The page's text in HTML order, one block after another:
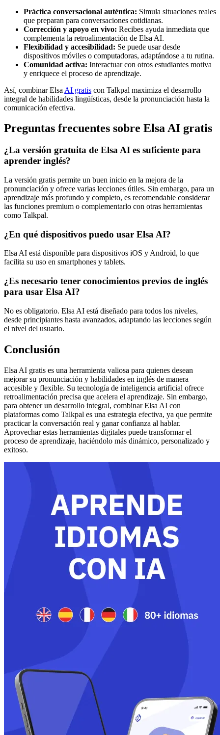
Práctica conversacional auténtica: Simula situaciones reales
que preparan para conversaciones cotidianas.
Corrección y apoyo en vivo: Recibes ayuda inmediata que
complementa la retroalimentación de Elsa AI.
Flexibilidad y accesibilidad: Se puede usar desde
dispositivos móviles o computadoras, adaptándose a tu rutina.
Comunidad activa: Interactuar con otros estudiantes motiva
y enriquece el proceso de aprendizaje.
Así, combinar Elsa AI gratis con Talkpal maximiza el desarrollo
integral de habilidades lingüísticas, desde la pronunciación hasta la
comunicación efectiva.
Preguntas frecuentes sobre Elsa AI gratis
¿La versión gratuita de Elsa AI es suficiente para
aprender inglés?
La versión gratis permite un buen inicio en la mejora de la
pronunciación y ofrece varias lecciones útiles. Sin embargo, para un
aprendizaje más profundo y completo, es recomendable considerar
las funciones premium o complementarlo con otras herramientas
como Talkpal.
¿En qué dispositivos puedo usar Elsa AI?
Elsa AI está disponible para dispositivos iOS y Android, lo que
facilita su uso en smartphones y tablets.
¿Es necesario tener conocimientos previos de inglés
para usar Elsa AI?
No es obligatorio. Elsa AI está diseñado para todos los niveles,
desde principiantes hasta avanzados, adaptando las lecciones según
el nivel del usuario.
Conclusión
Elsa AI gratis es una herramienta valiosa para quienes desean
mejorar su pronunciación y habilidades en inglés de manera
accesible y flexible. Su tecnología de inteligencia artificial ofrece
retroalimentación precisa que acelera el aprendizaje. Sin embargo,
para obtener un desarrollo integral, combinar Elsa AI con
plataformas como Talkpal es una estrategia efectiva, ya que permite
practicar la conversación real y ganar confianza al hablar.
Aprovechar estas herramientas digitales puede transformar el
proceso de aprendizaje, haciéndolo más dinámico, personalizado y
exitoso.